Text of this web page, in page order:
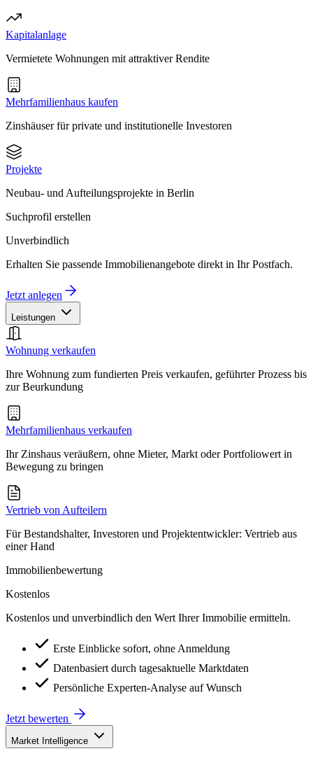
Kapitalanlage
Vermietete Wohnungen mit attraktiver Rendite
Mehrfamilienhaus kaufen
Zinshäuser für private und institutionelle Investoren
Projekte
Neubau- und Aufteilungsprojekte in Berlin
Suchprofil erstellen
Unverbindlich
Erhalten Sie passende Immobilienangebote direkt in Ihr Postfach.
Jetzt anlegen
Leistungen
Wohnung verkaufen
Ihre Wohnung zum fundierten Preis verkaufen, geführter Prozess bis
zur Beurkundung
Mehrfamilienhaus verkaufen
Ihr Zinshaus veräußern, ohne Mieter, Markt oder Portfoliowert in
Bewegung zu bringen
Vertrieb von Aufteilern
Für Bestandshalter, Investoren und Projektentwickler: Vertrieb aus
einer Hand
Immobilienbewertung
Kostenlos
Kostenlos und unverbindlich den Wert Ihrer Immobilie ermitteln.
Erste Einblicke sofort, ohne Anmeldung
Datenbasiert durch tagesaktuelle Marktdaten
Persönliche Experten-Analyse auf Wunsch
Jetzt bewerten
Market Intelligence